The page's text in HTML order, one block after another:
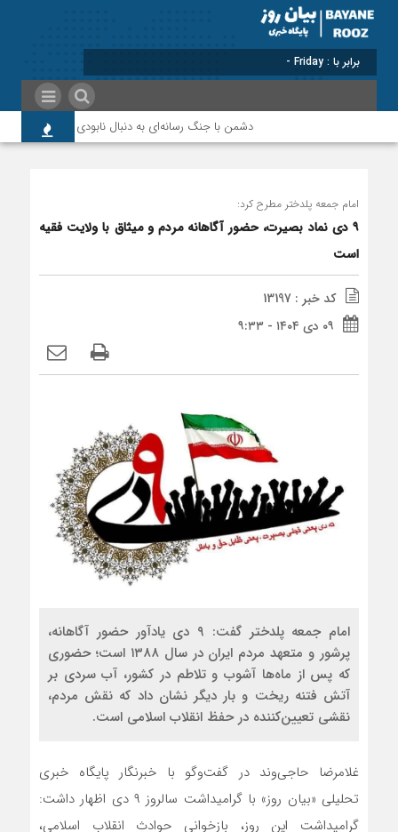
برابر با : Friday - 7 August - 2026
دشمن با جنگ رسانه‌ای به دنبال نابودی امید و اعتماد
امام جمعه پلدختر مطرح کرد:
۹ دی نماد بصیرت، حضور آگاهانه مردم و میثاق با ولایت فقیه
است
کد خبر : 13197
۰۹ دی ۱۴۰۴ - ۹:۳۳
امام جمعه پلدختر گفت: ۹ دی یادآور حضور آگاهانه،
پرشور و متعهد مردم ایران در سال ۱۳۸۸ است؛ حضوری
که پس از ماه‌ها آشوب و تلاطم در کشور، آب سردی بر
آتش فتنه ریخت و بار دیگر نشان داد که نقش مردم،
نقشی تعیین‌کننده در حفظ انقلاب اسلامی است.
غلامرضا حاجی‌وند در گفت‌وگو با خبرنگار پایگاه خبری
تحلیلی «بیان روز» با گرامیداشت سالروز ۹ دی اظهار داشت:
گرامیداشت این روز، بازخوانی حوادث انقلاب اسلامی،